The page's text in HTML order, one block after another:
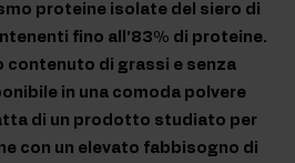
proteine isolate del siero di
fino all'83% di proteine.
contenuto di grassi e senza
in una comoda polvere
di un prodotto studiato per
con un elevato fabbisogno di